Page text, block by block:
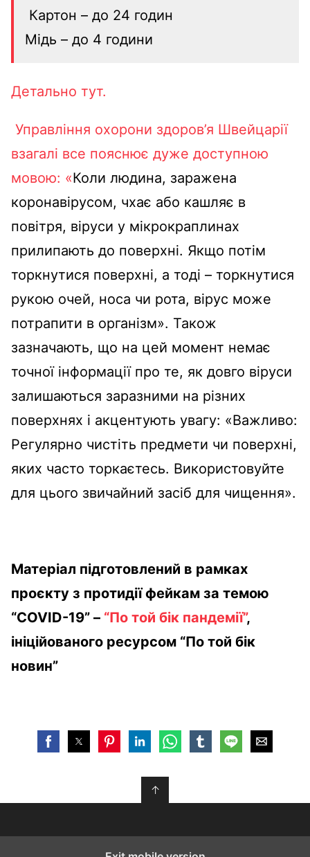
Картон – до 24 годин
Мідь – до 4 години
Детально тут.
Управління охорони здоров’я Швейцарії
взагалі все пояснює дуже доступною
мовою: «Коли людина, заражена
коронавірусом, чхає або кашляє в
повітря, віруси у мікрокраплинах
прилипають до поверхні. Якщо потім
торкнутися поверхні, а тоді – торкнутися
рукою очей, носа чи рота, вірус може
потрапити в організм». Також
зазначають, що на цей момент немає
точної інформації про те, як довго віруси
залишаються заразними на різних
поверхнях і акцентують увагу: «Важливо:
Регулярно чистіть предмети чи поверхні,
яких часто торкаєтесь. Використовуйте
для цього звичайний засіб для чищення».
Матеріал підготовлений в рамках
проєкту з протидії фейкам за темою
“COVID-19” – “По той бік пандемії”,
ініційованого ресурсом “По той бік
новин”
↑